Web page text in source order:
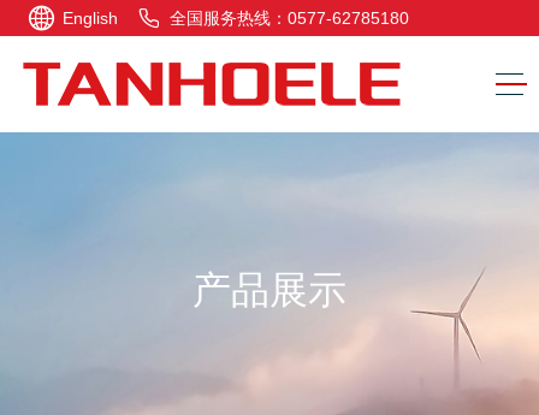
English 全国服务热线：0577-62785180
产品展示